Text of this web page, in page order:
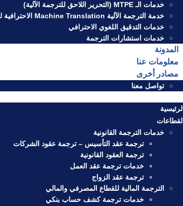
خدمات الـ MTPE (التحرير اللاحق للترجمة الآلية)
خدمة الترجمة الآلية Machine Translation الاحترافية للشركات
خدمات التدقيق اللغوي الاحترافي
خدمات استشارات الترجمة
المدونة
معلومات عنا
مصادر أخرى
تواصل معنا
الرئيسية
القطاعات
خدمات الترجمة القانونية
ترجمة عقد التأسيس – ترجمة عقود الشركات
ترجمة العقود القانونية
خدمات ترجمة عقد العمل
ترجمة عقد الزواج
الترجمة المالية للقطاع المصرفي والمالي
خدمات ترجمة كشف حساب بنكي